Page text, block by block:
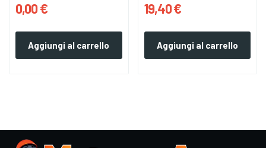
0,00 €
Aggiungi al carrello
19,40 €
Aggiungi al carrello